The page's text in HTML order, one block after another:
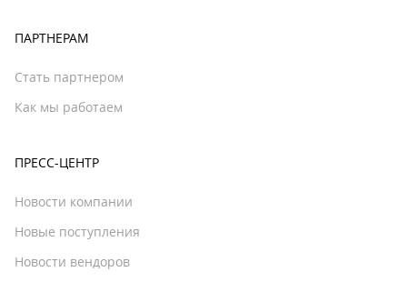
ПАРТНЕРАМ
Стать партнером
Как мы работаем
ПРЕСС-ЦЕНТР
Новости компании
Новые поступления
Новости вендоров